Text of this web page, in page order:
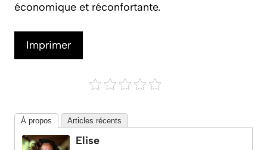
économique et réconfortante.
Imprimer
À propos Articles récents
Elise